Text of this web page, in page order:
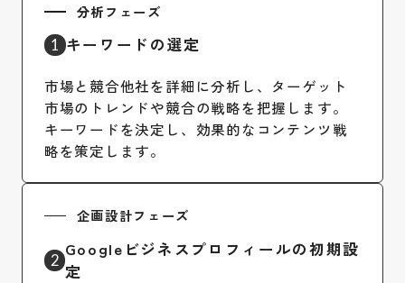
分析フェーズ
1 キーワードの選定
市場と競合他社を詳細に分析し、ターゲット
市場のトレンドや競合の戦略を把握します。
キーワードを決定し、効果的なコンテンツ戦
略を策定します。
企画設計フェーズ
2
Googleビジネスプロフィールの初期設
定